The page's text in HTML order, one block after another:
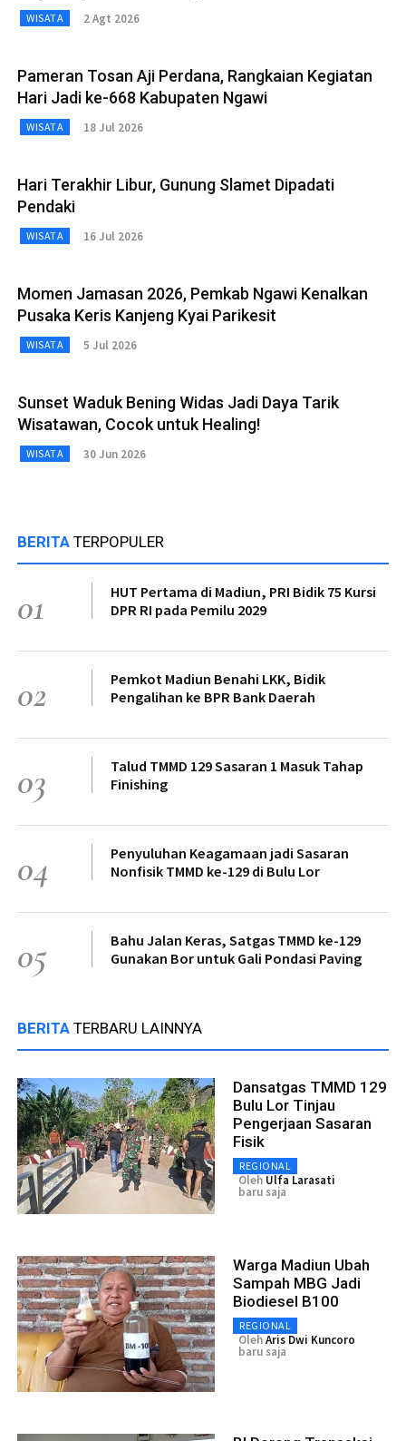
WISATA 2 Agt 2026
Pameran Tosan Aji Perdana, Rangkaian Kegiatan
Hari Jadi ke-668 Kabupaten Ngawi
WISATA 18 Jul 2026
Hari Terakhir Libur, Gunung Slamet Dipadati
Pendaki
WISATA 16 Jul 2026
Momen Jamasan 2026, Pemkab Ngawi Kenalkan
Pusaka Keris Kanjeng Kyai Parikesit
WISATA 5 Jul 2026
Sunset Waduk Bening Widas Jadi Daya Tarik
Wisatawan, Cocok untuk Healing!
WISATA 30 Jun 2026
BERITA TERPOPULER
01
HUT Pertama di Madiun, PRI Bidik 75 Kursi
DPR RI pada Pemilu 2029
02
Pemkot Madiun Benahi LKK, Bidik
Pengalihan ke BPR Bank Daerah
03
Talud TMMD 129 Sasaran 1 Masuk Tahap
Finishing
04
Penyuluhan Keagamaan jadi Sasaran
Nonfisik TMMD ke-129 di Bulu Lor
05
Bahu Jalan Keras, Satgas TMMD ke-129
Gunakan Bor untuk Gali Pondasi Paving
BERITA TERBARU LAINNYA
Dansatgas TMMD 129
Bulu Lor Tinjau
Pengerjaan Sasaran
Fisik
REGIONAL
Oleh Ulfa Larasati
baru saja
Warga Madiun Ubah
Sampah MBG Jadi
Biodiesel B100
REGIONAL
OlehAris Dwi Kuncoro
baru saja